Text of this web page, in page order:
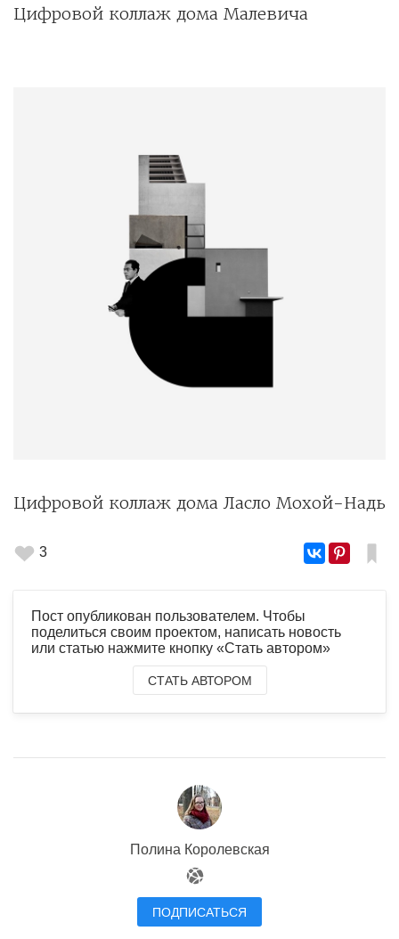
Цифровой коллаж дома Малевича
Цифровой коллаж дома Ласло Мохой-Надь
3
Пост опубликован пользователем. Чтобы
поделиться своим проектом, написать новость
или статью нажмите кнопку «Стать автором»
СТАТЬ АВТОРОМ
Полина Королевская
ПОДПИСАТЬСЯ